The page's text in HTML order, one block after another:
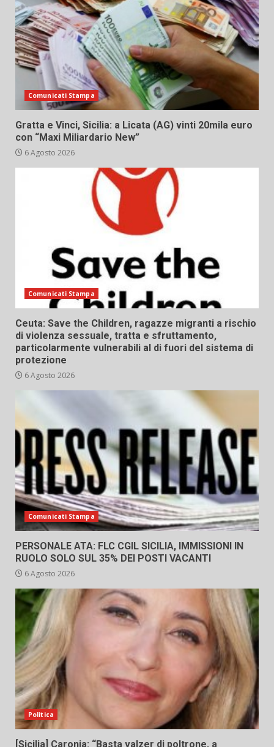
Comunicati Stampa
Gratta e Vinci, Sicilia: a Licata (AG) vinti 20mila euro
con “Maxi Miliardario New”
6 Agosto 2026
Comunicati Stampa
Ceuta: Save the Children, ragazze migranti a rischio
di violenza sessuale, tratta e sfruttamento,
particolarmente vulnerabili al di fuori del sistema di
protezione
6 Agosto 2026
Comunicati Stampa
PERSONALE ATA: FLC CGIL SICILIA, IMMISSIONI IN
RUOLO SOLO SUL 35% DEI POSTI VACANTI
6 Agosto 2026
Politica
[Sicilia] Caronia: “Basta valzer di poltrone, a